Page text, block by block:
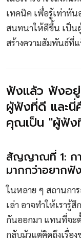
เทคนิค เพื่อรู้เท่าทั
สนทนาให้ดีขึ้น เป็น
สร้างความสัมพันธ์ที่
ฟังแล้ว ฟังอยู่
ผู้ฟังที่ดี และ
คุณเป็น "ผู้ฟัง
สัญญาณที่ 1: กา
มากกว่าอยากฟัง
ในหลาย ๆ สถานกา
เล่า อาจทำให้เรารู้
กันออกมา แทนที่จะตั้
กลับมัวแต่คิดถึงเรื่อง